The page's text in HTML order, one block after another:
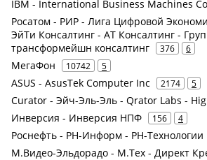
IBM - International Business Machines
Росатом - РИР - Лига Цифровой
ЭйТи Консалтинг - АТ Консалтинг -
трансформейшн консалтинг
376 6
МегаФон 10742 5
ASUS - AsusTek Computer Inc 2174 5
Curator - Эйч-Эль-Эль - Qrator Labs -
Инверсия - Инверсия НПФ 156 4
Роснефть - РН-Информ - РН-Технологии
М.Видео-Эльдорадо - М.Тех - Директ